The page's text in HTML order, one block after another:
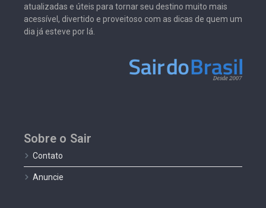
atualizadas e úteis para tornar seu destino muito mais
acessível, divertido e proveitoso com as dicas de quem um
dia já esteve por lá.
Sobre o Sair
Contato
Anuncie